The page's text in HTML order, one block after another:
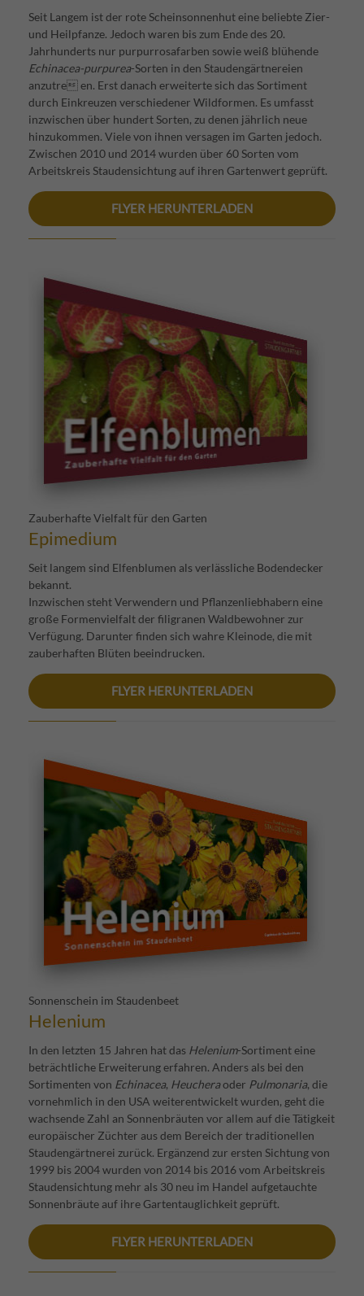
Seit Langem ist der rote Scheinsonnenhut eine beliebte Zier-
und Heilpfanze. Jedoch waren bis zum Ende des 20.
Jahrhunderts nur purpurrosafarben sowie weiß blühende
Echinacea-purpurea-Sorten in den Staudengärtnereien
anzutre en. Erst danach erweiterte sich das Sortiment
durch Einkreuzen verschiedener Wildformen. Es umfasst
inzwischen über hundert Sorten, zu denen jährlich neue
hinzukommen. Viele von ihnen versagen im Garten jedoch.
Zwischen 2010 und 2014 wurden über 60 Sorten vom
Arbeitskreis Staudensichtung auf ihren Gartenwert geprüft.
FLYER HERUNTERLADEN
Zauberhafte Vielfalt für den Garten
Epimedium
Seit langem sind Elfenblumen als verlässliche Bodendecker
bekannt.
Inzwischen steht Verwendern und Pflanzenliebhabern eine
große Formenvielfalt der filigranen Waldbewohner zur
Verfügung. Darunter finden sich wahre Kleinode, die mit
zauberhaften Blüten beeindrucken.
FLYER HERUNTERLADEN
Sonnenschein im Staudenbeet
Helenium
In den letzten 15 Jahren hat das Helenium-Sortiment eine
beträchtliche Erweiterung erfahren. Anders als bei den
Sortimenten von Echinacea, Heucheraoder Pulmonaria, die
vornehmlich in den USA weiterentwickelt wurden, geht die
wachsende Zahl an Sonnenbräuten vor allem auf die Tätigkeit
europäischer Züchter aus dem Bereich der traditionellen
Staudengärtnerei zurück. Ergänzend zur ersten Sichtung von
1999 bis 2004 wurden von 2014 bis 2016 vom Arbeitskreis
Staudensichtung mehr als 30 neu im Handel aufgetauchte
Sonnenbräute auf ihre Gartentauglichkeit geprüft.
FLYER HERUNTERLADEN